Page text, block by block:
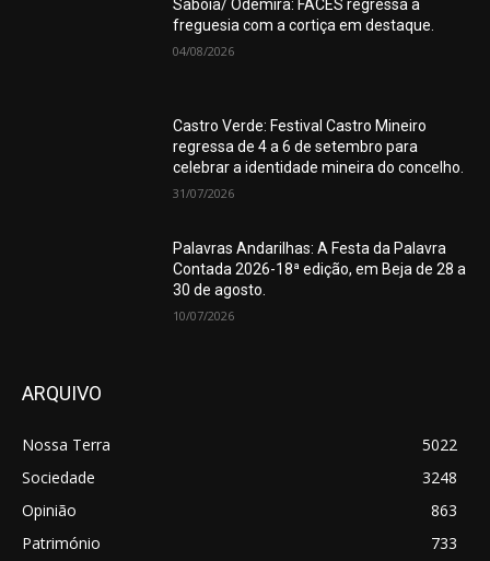
Sabóia/ Odemira: FACES regressa à
freguesia com a cortiça em destaque.
04/08/2026
Castro Verde: Festival Castro Mineiro
regressa de 4 a 6 de setembro para
celebrar a identidade mineira do concelho.
31/07/2026
Palavras Andarilhas: A Festa da Palavra
Contada 2026-18ª edição, em Beja de 28 a
30 de agosto.
10/07/2026
ARQUIVO
Nossa Terra
5022
Sociedade
3248
Opinião
863
Património
733